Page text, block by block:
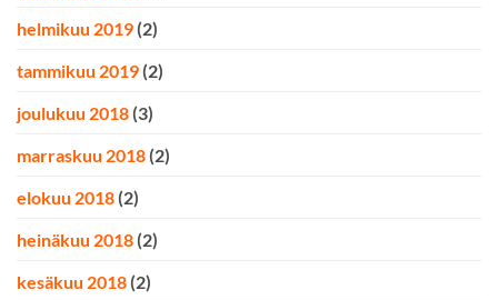
helmikuu 2019 (2)
tammikuu 2019 (2)
joulukuu 2018 (3)
marraskuu 2018 (2)
elokuu 2018 (2)
heinäkuu 2018 (2)
kesäkuu 2018 (2)